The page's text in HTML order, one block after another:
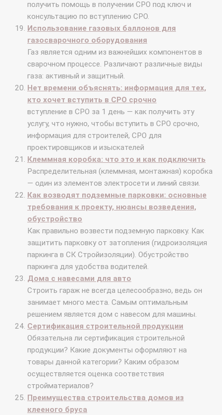
получить помощь в получении СРО под ключ и
консультацию по вступлению СРО.
Использование газовых баллонов для
газосварочного оборудования
Газ является одним из важнейших компонентов в
сварочном процессе. Различают различные виды
газа: активный и защитный.
Нет времени объяснять: информация для тех,
кто хочет вступить в СРО срочно
вступление в СРО за 1 день — как получить эту
услугу, что нужно, чтобы вступить в СРО срочно,
информация для строителей, СРО для
проектировщиков и изыскателей
Клеммная коробка: что это и как подключить
Распределительная (клеммная, монтажная) коробка
— один из элементов электросети и линий связи.
Как возводят подземные парковки: основные
требования к проекту, нюансы возведения,
обустройство
Как правильно возвести подземную парковку. Как
защитить парковку от затопления (гидроизоляция
паркинга в СК Стройизоляции). Обустройство
паркинга для удобства водителей.
Дома с навесами для авто
Строить гараж не всегда целесообразно, ведь он
занимает много места. Самым оптимальным
решением является дом с навесом для машины.
Сертификация строительной продукции
Обязательна ли сертификация строительной
продукции? Какие документы оформляют на
товары данной категории? Каким образом
осуществляется оценка соответствия
стройматериалов?
Преимущества строительства домов из
клееного бруса